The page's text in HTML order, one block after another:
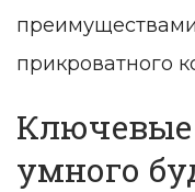
прикроватного
умного